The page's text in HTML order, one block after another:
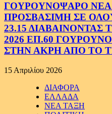
ΓΟΥΡΟΥΝΟΨΑΡΟ
ΠΡΟΣΒΑΣΙΜΗ ΣΕ
23.15
2026 ΕΠ.60
ΣΤΗΝ ΑΚΡΗ ΑΠΟ ΤΟ
15 Απριλίου 2026
ΔΙΑΦΟΡΑ
ΕΛΛΑΔΑ
ΝΕΑ ΤΑΞΗ